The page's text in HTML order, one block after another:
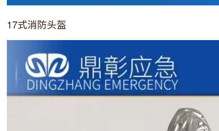
17式消防头盔